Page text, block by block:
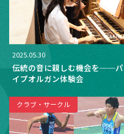
2025.05.30
伝統の音に親しむ機会を──パ
イプオルガン体験会
クラブ・サークル